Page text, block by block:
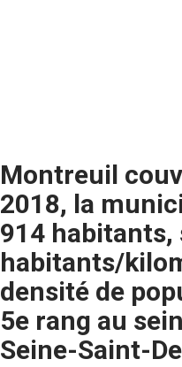
Montreuil
2018, la
914 habitants,
habitants/
densité de
5e rang au
Seine-Saint-